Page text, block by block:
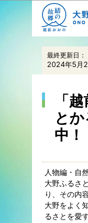
こ
最終更新日：
2024年5月
「
と
中！
人物編・自
大野ふるさ
り、その内
大野をよく
るさとを愛